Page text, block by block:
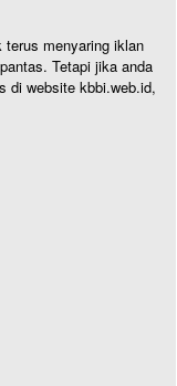
terus menyaring iklan
Tetapi jika anda
di website kbbi.web.id,